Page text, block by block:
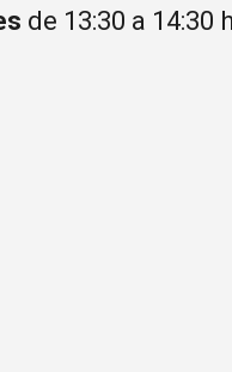
de 13:30 a 14:30